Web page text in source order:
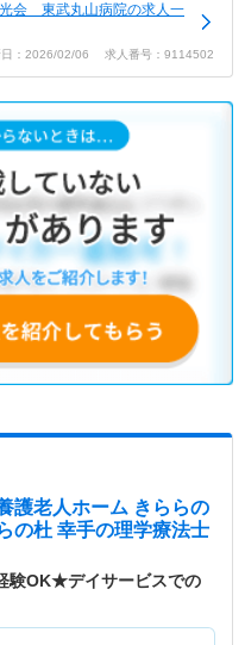
会 東武丸山病院の求人一
日：2026/02/06 求人番号：9114502
護老人ホーム きららの
の杜 幸手の理学療法士
験OK★デイサービスでの